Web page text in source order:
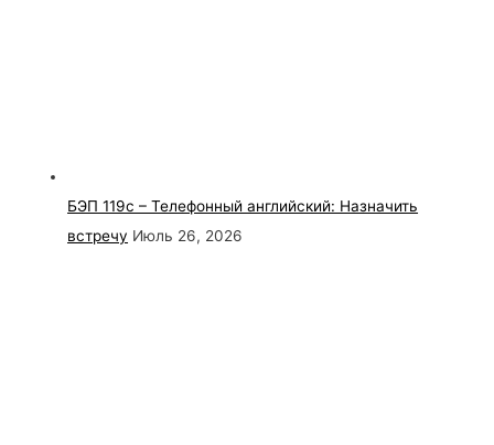
БЭП 119с – Телефонный английский: Назначить
встречу Июль 26, 2026